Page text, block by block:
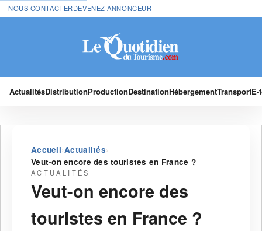
NOUS CONTACTERDEVENEZ ANNONCEUR
ActualitésDistributionProductionDestinationHébergementTransport
Accueil›Actualités›
Veut-on encore des touristes en France ?
ACTUALITÉS
Veut-on encore des
touristes en France ?